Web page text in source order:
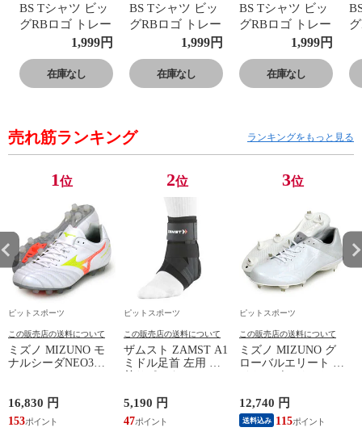
BS Tシャツ ビッ
グRBロゴ トレー
ニングウェア T
シャツ 18SS
(32JA8155)
1,999円
在庫なし
BS Tシャツ ビッ
グRBロゴ トレー
ニングウェア T
シャツ 18SS
(32JA8155)
1,999円
在庫なし
BS Tシャツ ビッ
グRBロゴ トレー
ニングウェア T
シャツ 18SS
(32JA8155)
1,999円
在庫なし
売れ筋ランキング ランキングをもっと見る
1位
ピットスポーツ
この販売店の送料について
ミズノ MIZUNO モ
ナルシーダNEO3
カースパイク ワイド
26AW (P1GA262154)
16,830 円
153
2位
ピットスポーツ
この販売店の送料について
ザムスト ZAMST A1
ミドル足首 左用 足
5,190 円
47
3位
ピットスポーツ
この販売店の送料について
ミズノ MIZUNO グ
ローバルエリート ラ
白 シューズ 軽量
24SS (11GM241001)
12,740 円
送料込み 115